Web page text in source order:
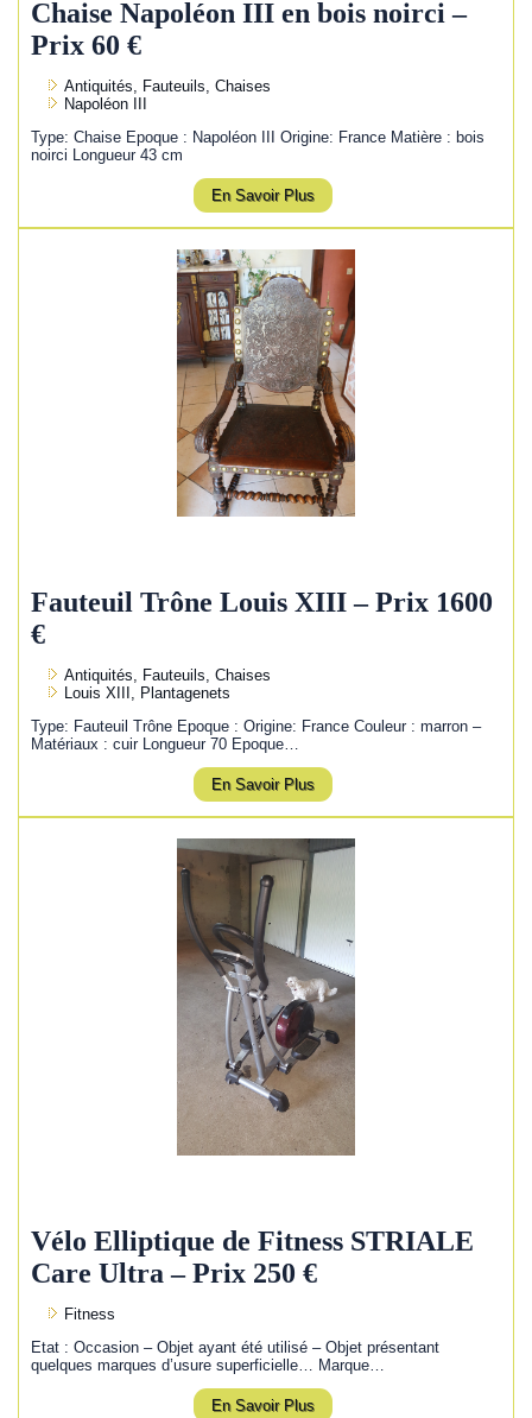
Chaise Napoléon III en bois noirci –
Prix 60 €
Antiquités, Fauteuils, Chaises
Napoléon III
Type: Chaise Epoque : Napoléon III Origine: France Matière : bois
noirci Longueur 43 cm
En Savoir Plus
Fauteuil Trône Louis XIII – Prix 1600
€
Antiquités, Fauteuils, Chaises
Louis XIII, Plantagenets
Type: Fauteuil Trône Epoque : Origine: France Couleur : marron –
Matériaux : cuir Longueur 70 Epoque…
En Savoir Plus
Vélo Elliptique de Fitness STRIALE
Care Ultra – Prix 250 €
Fitness
Etat : Occasion – Objet ayant été utilisé – Objet présentant
quelques marques d’usure superficielle… Marque…
En Savoir Plus